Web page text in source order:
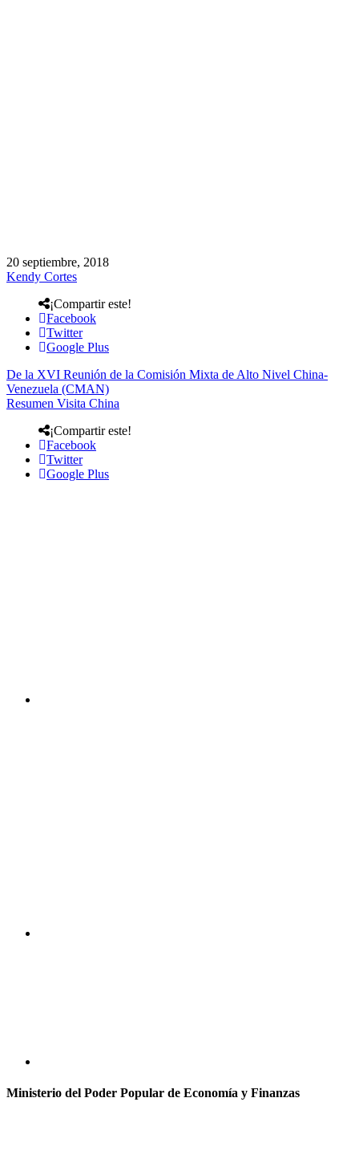
20 septiembre, 2018
Kendy Cortes
¡Compartir este!
Facebook
Twitter
Google Plus
De la XVI Reunión de la Comisión Mixta de Alto Nivel China-
Venezuela (CMAN)
Resumen Visita China
¡Compartir este!
Facebook
Twitter
Google Plus
Ministerio del Poder Popular de Economía y Finanzas